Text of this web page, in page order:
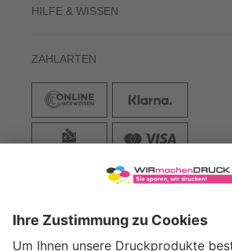
HILFE & WISSEN
ZAHLARTEN